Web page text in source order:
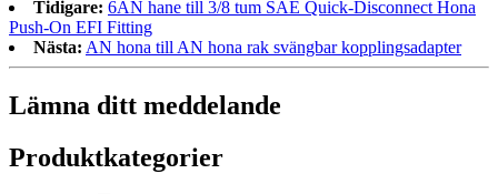
Tidigare: 6AN hane till 3/8 tum SAE Quick-Disconnect Hona
Push-On EFI Fitting
Nästa: AN hona till AN hona rak svängbar kopplingsadapter
Lämna ditt meddelande
Produktkategorier